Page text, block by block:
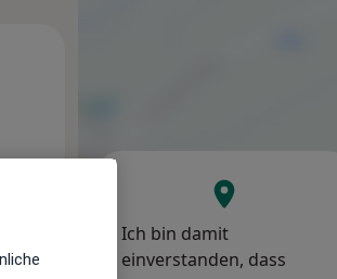
Ich bin damit
einverstanden, dass